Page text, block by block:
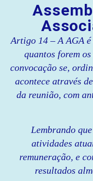
Artigo 14 – A AGA é
quantos forem
convocação se,
acontece através
da reunião, com
Lembrando
atividades
remuneração, e
resultados